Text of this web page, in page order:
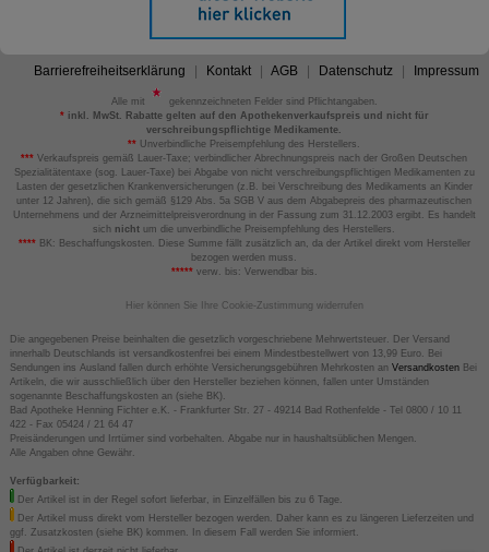
Barrierefreiheitserklärung Kontakt AGB Datenschutz Impressum
Alle mit
gekennzeichneten Felder sind Pflichtangaben.
*inkl. MwSt. Rabatte gelten auf den Apothekenverkaufspreis und nicht für
verschreibungspflichtige Medikamente.
** Unverbindliche Preisempfehlung des Herstellers.
*** Verkaufspreis gemäß Lauer-Taxe; verbindlicher Abrechnungspreis nach der Großen Deutschen
Spezialitätentaxe (sog. Lauer-Taxe) bei Abgabe von nicht verschreibungspflichtigen Medikamenten zu
Lasten der gesetzlichen Krankenversicherungen (z.B. bei Verschreibung des Medikaments an Kinder
unter 12 Jahren), die sich gemäß §129 Abs. 5a SGB V aus dem Abgabepreis des pharmazeutischen
Unternehmens und der Arzneimittelpreisverordnung in der Fassung zum 31.12.2003 ergibt. Es handelt
sich nicht um die unverbindliche Preisempfehlung des Herstellers.
****BK: Beschaffungskosten. Diese Summe fällt zusätzlich an, da der Artikel direkt vom Hersteller
bezogen werden muss.
*****verw. bis: Verwendbar bis.
Hier können Sie Ihre Cookie-Zustimmung widerrufen
Die angegebenen Preise beinhalten die gesetzlich vorgeschriebene Mehrwertsteuer. Der Versand
innerhalb Deutschlands ist versandkostenfrei bei einem Mindestbestellwert von 13,99 Euro. Bei
Sendungen ins Ausland fallen durch erhöhte Versicherungsgebühren Mehrkosten an VersandkostenBei
Artikeln, die wir ausschließlich über den Hersteller beziehen können, fallen unter Umständen
sogenannte Beschaffungskosten an (siehe BK).
Bad Apotheke Henning Fichter e.K. - Frankfurter Str. 27 - 49214 Bad Rothenfelde - Tel 0800 / 10 11
422 - Fax 05424 / 21 64 47
Preisänderungen und Irrtümer sind vorbehalten. Abgabe nur in haushaltsüblichen Mengen.
Alle Angaben ohne Gewähr.
Verfügbarkeit:
Der Artikel ist in der Regel sofort lieferbar, in Einzelfällen bis zu 6 Tage.
Der Artikel muss direkt vom Hersteller bezogen werden. Daher kann es zu längeren Lieferzeiten und
ggf. Zusatzkosten (siehe BK) kommen. In diesem Fall werden Sie informiert.